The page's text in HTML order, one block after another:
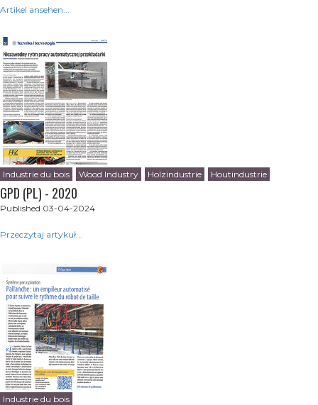
Artikel ansehen...
Industrie du bois Wood Industry Holzindustrie Houtindustrie
GPD (PL) - 2020
Published 03-04-2024
Przeczytaj artykuł...
Industrie du bois